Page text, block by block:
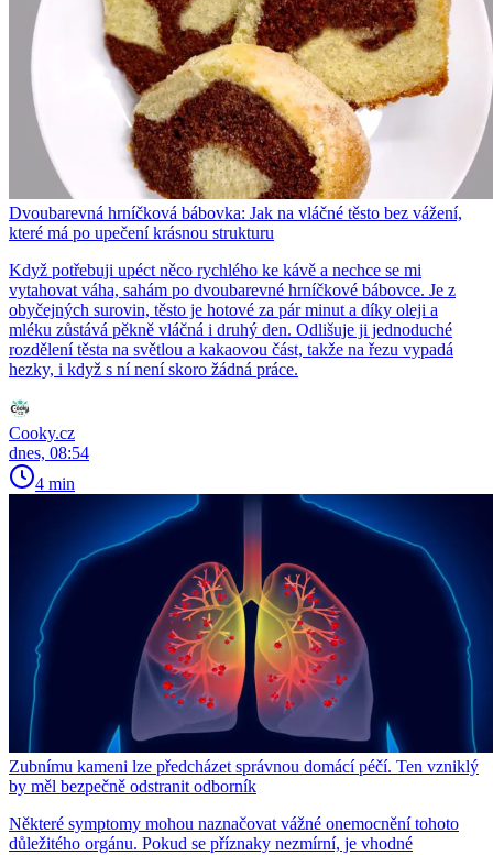
Dvoubarevná hrníčková bábovka: Jak na vláčné těsto bez vážení,
které má po upečení krásnou strukturu
Když potřebuji upéct něco rychlého ke kávě a nechce se mi
vytahovat váha, sahám po dvoubarevné hrníčkové bábovce. Je z
obyčejných surovin, těsto je hotové za pár minut a díky oleji a
mléku zůstává pěkně vláčná i druhý den. Odlišuje ji jednoduché
rozdělení těsta na světlou a kakaovou část, takže na řezu vypadá
hezky, i když s ní není skoro žádná práce.
Cooky.cz
dnes, 08:54
4 min
Zubnímu kameni lze předcházet správnou domácí péčí. Ten vzniklý
by měl bezpečně odstranit odborník
Některé symptomy mohou naznačovat vážné onemocnění tohoto
důležitého orgánu. Pokud se příznaky nezmírní, je vhodné